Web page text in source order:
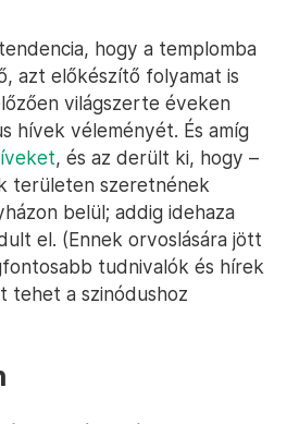
hogy a templomba
azt előkészítő folyamat is
világszerte éveken
hívek véleményét. És amíg
, és az derült ki, hogy –
területen szeretnének
belül; addig idehaza
el. (Ennek orvoslására jött
tudnivalók és hírek
tehet a szinódushoz